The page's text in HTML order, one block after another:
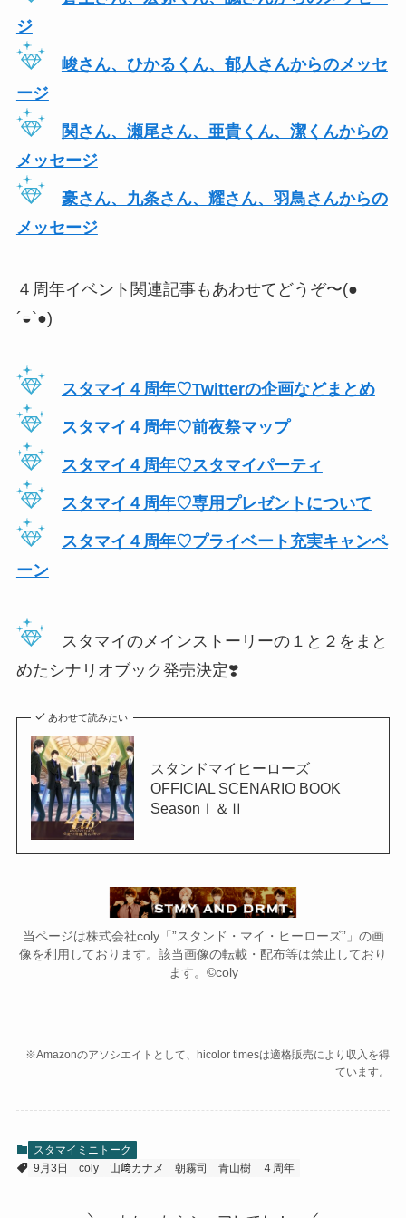
ジ
峻さん、ひかるくん、郁人さんからのメッセ
ージ
関さん、瀬尾さん、亜貴くん、潔くんからの
メッセージ
豪さん、九条さん、耀さん、羽鳥さんからの
メッセージ
４周年イベント関連記事もあわせてどうぞ〜(●
´◒`●)
スタマイ４周年♡Twitterの企画などまとめ
スタマイ４周年♡前夜祭マップ
スタマイ４周年♡スタマイパーティ
スタマイ４周年♡専用プレゼントについて
スタマイ４周年♡プライベート充実キャンペ
ーン
スタマイのメインストーリーの１と２をまと
めたシナリオブック発売決定❣️
あわせて読みたい
スタンドマイヒーローズ
OFFICIAL SCENARIO BOOK
SeasonⅠ＆Ⅱ
当ページは株式会社coly「”スタンド・マイ・ヒーローズ”」の画
像を利用しております。該当画像の転載・配布等は禁止しており
ます。©coly
※Amazonのアソシエイトとして、hicolor timesは適格販売により収入を得
ています。
スタマイミニトーク
9月3日
coly 山﨑カナメ 朝霧司 青山樹 ４周年